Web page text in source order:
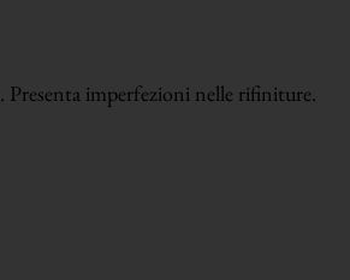
imperfezioni nelle rifiniture.